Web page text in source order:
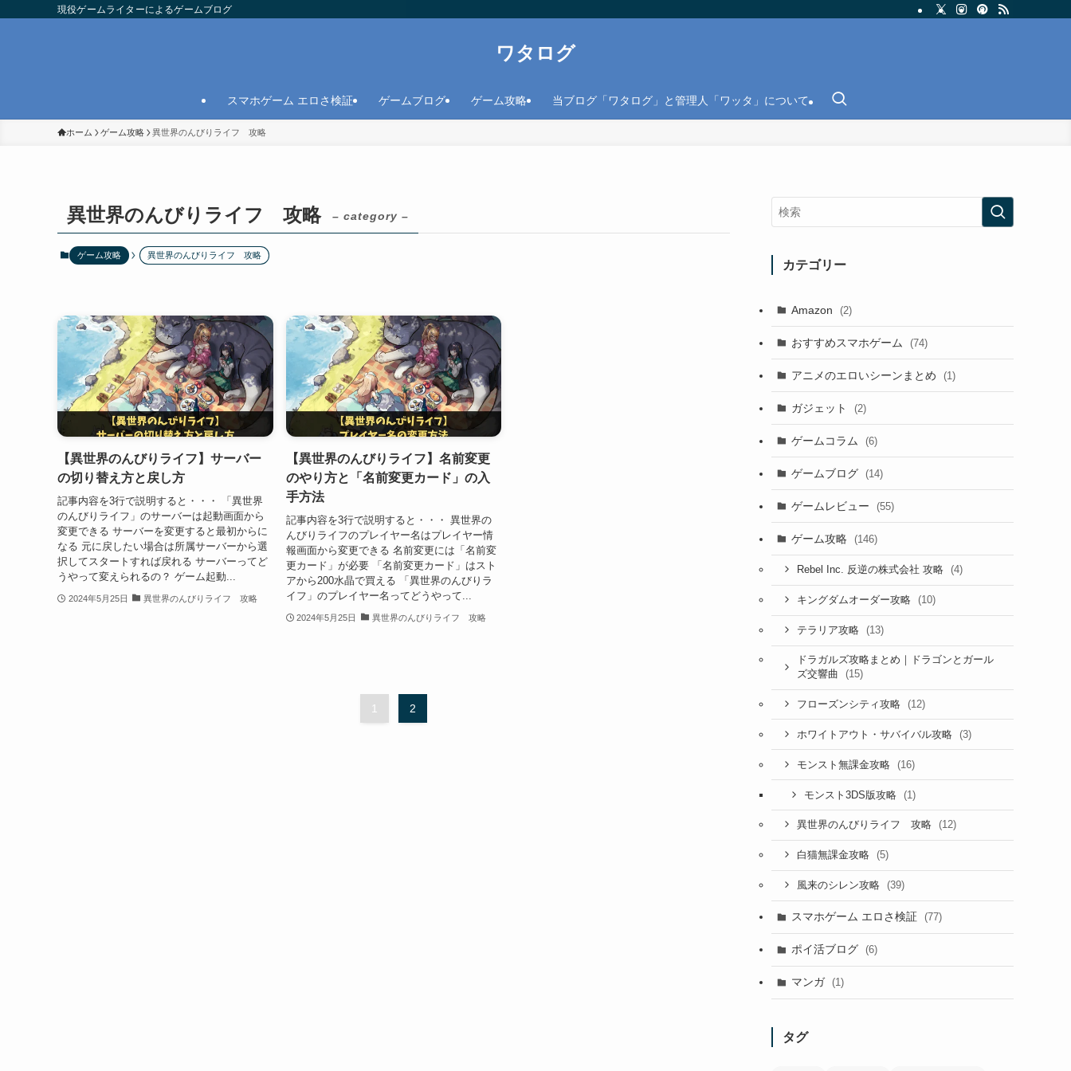
現役ゲームライターによるゲームブログ
ワタログ
スマホゲーム エロさ検証 ゲームブログ ゲーム攻略 当ブログ「ワタログ」と管理人「ワッタ」について
ホーム ゲーム攻略 異世界のんびりライフ 攻略
異世界のんびりライフ 攻略 – category –
ゲーム攻略 異世界のんびりライフ 攻略
【異世界のんびりライフ】サーバー
の切り替え方と戻し方
記事内容を3行で説明すると・・・ 「異世界
のんびりライフ」のサーバーは起動画面から
変更できる サーバーを変更すると最初からに
なる 元に戻したい場合は所属サーバーから選
択してスタートすれば戻れる サーバーってど
うやって変えられるの？ ゲーム起動...
2024年5月25日 異世界のんびりライフ 攻略
【異世界のんびりライフ】名前変更
のやり方と「名前変更カード」の入
手方法
記事内容を3行で説明すると・・・ 異世界の
んびりライフのプレイヤー名はプレイヤー情
報画面から変更できる 名前変更には「名前変
更カード」が必要 「名前変更カード」はスト
アから200水晶で買える 「異世界のんびりラ
イフ」のプレイヤー名ってどうやって...
2024年5月25日 異世界のんびりライフ 攻略
1 2
カテゴリー
Amazon (2)
おすすめスマホゲーム (74)
アニメのエロいシーンまとめ (1)
ガジェット (2)
ゲームコラム (6)
ゲームブログ (14)
ゲームレビュー (55)
ゲーム攻略 (146)
Rebel Inc. 反逆の株式会社 攻略 (4)
キングダムオーダー攻略 (10)
テラリア攻略 (13)
ドラガルズ攻略まとめ｜ドラゴンとガール
ズ交響曲
(15)
フローズンシティ攻略 (12)
ホワイトアウト・サバイバル攻略 (3)
モンスト無課金攻略 (16)
モンスト3DS版攻略 (1)
異世界のんびりライフ 攻略 (12)
白猫無課金攻略 (5)
風来のシレン攻略 (39)
スマホゲーム エロさ検証 (77)
ポイ活ブログ (6)
マンガ (1)
タグ